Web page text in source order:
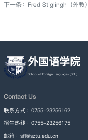
下一条： Fred Stiglingh（外教）
外国语学院
Contact Us
联系方式：0755-23256162
招生热线：0755-23256175
邮箱：sfl@sztu.edu.cn